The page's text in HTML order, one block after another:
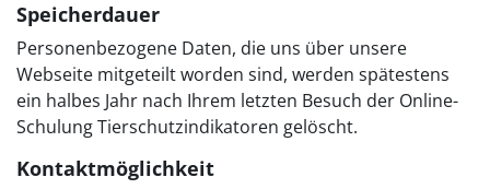
Speicherdauer
Personenbezogene Daten, die uns über unsere
Webseite mitgeteilt worden sind, werden spätestens
ein halbes Jahr nach Ihrem letzten Besuch der Online-
Schulung Tierschutzindikatoren gelöscht.
Kontaktmöglichkeit